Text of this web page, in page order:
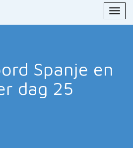
Spanje en
dag 25